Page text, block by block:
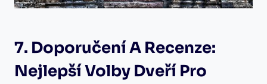
7. Doporučení A Recenze:
Nejlepší Volby Dveří Pro